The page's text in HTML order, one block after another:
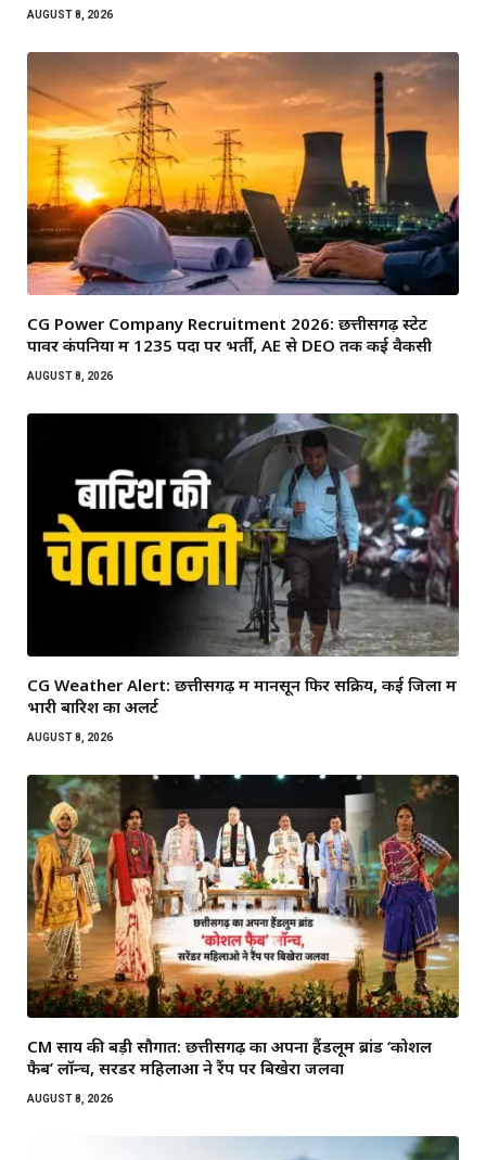
AUGUST 8, 2026
CG Power Company Recruitment 2026: छत्तीसगढ़ स्टेट
पावर कंपनियों में 1235 पदों पर भर्ती, AE से DEO तक कई वैकेंसी
AUGUST 8, 2026
CG Weather Alert: छत्तीसगढ़ में मानसून फिर सक्रिय, कई जिलों में
भारी बारिश का अलर्ट
AUGUST 8, 2026
CM साय की बड़ी सौगात: छत्तीसगढ़ का अपना हैंडलूम ब्रांड ‘कोशल
फैब’ लॉन्च, सरेंडर महिलाओं ने रैंप पर बिखेरा जलवा
AUGUST 8, 2026